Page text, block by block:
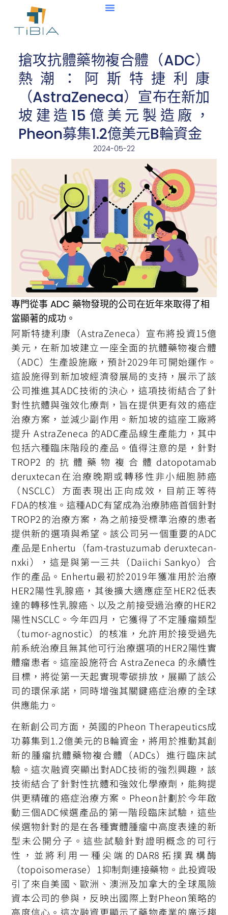
搶攻抗體藥物複合體（ADC）
熱潮：阿斯特捷利康
（AstraZeneca）宣布在新加
坡建造15億美元製造廠，
Pheon募集1.2億美元B輪資金
2024-05-22
專門從事 ADC 藥物發現的公司在近年來取得了相
當顯著的成功。
阿斯特捷利康（AstraZeneca）宣布將投資15億
美元，在新加坡建立一座全面的抗體藥物複合體
（ADC）生產設施廠，預計2029年可開始運作。
這設施得到新加坡經濟發展局的支持，展示了該
公司推進其ADC技術的決心，這項技術結合了針
對性抗體與強效化療劑，旨在提供更有效的癌症
治療方案，並減少副作用。新加坡的這座工廠將
提升 AstraZeneca 的ADC產品線生產能力，其中
包括六種臨床階段的產品。值得注意的是，針對
TROP2的抗體藥物複合體datopotamab
deruxtecan在治療晚期或轉移性非小細胞肺癌
（NSCLC）方面表現出正向成效，目前正等待
FDA的核准。這種ADC有望成為治療肺癌首個針對
TROP2的治療方案，為之前接受標準治療的患者
提供新的選項與希望。該公司另一個重要的ADC
產品是Enhertu（fam-trastuzumab deruxtecan-
nxki），這是與第一三共（Daiichi Sankyo）合
作的產品。Enhertu最初於2019年獲准用於治療
HER2陽性乳腺癌，其後擴大適應症至HER2低表
達的轉移性乳腺癌、以及之前接受過治療的HER2
陽性NSCLC。今年四月，它獲得了不定腫瘤類型
（tumor-agnostic）的核准，允許用於接受過先
前系統治療且無其他可行治療選項的HER2陽性實
體瘤患者。這座設施符合 AstraZeneca 的永續性
目標，將從第一天起實現零碳排放，展顯了該公
司的環保承諾，同時增強其關鍵癌症治療的全球
供應能力。
在新創公司方面，英國的Pheon Therapeutics成
功募集到1.2億美元的B輪資金，將用於推動其創
新的腫瘤抗體藥物複合體（ADCs）進行臨床試
驗。這次融資突顯出對ADC技術的強烈興趣，該
技術結合了針對性抗體和強效化學療劑，能夠提
供更精確的癌症治療方案。Pheon計劃於今年啟
動三個ADC候選產品的第一階段臨床試驗，這些
候選物針對的是在各種實體腫瘤中高度表達的新
型未公開分子。這些試驗針對證明概念的可行
性，並將利用一種尖端的DAR8拓撲異構酶
（topoisomerase）1抑制劑連接藥物。此投資吸
引了來自美國、歐洲、澳洲及加拿大的全球風險
資本公司的參與，反映出國際上對Pheon策略的
高度信心。這次融資更顯示了藥物產業的廣泛趨